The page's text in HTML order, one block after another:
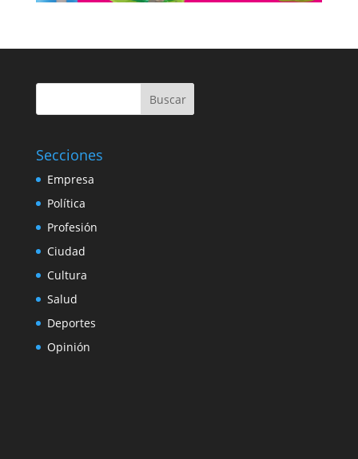
Buscar
Secciones
Empresa
Política
Profesión
Ciudad
Cultura
Salud
Deportes
Opinión